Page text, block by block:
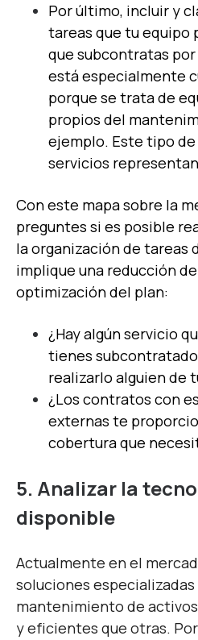
Por último, incluir y
tareas que tu equipo
que subcontratas
está especialmente
porque se trata de
propios del
ejemplo. Este tipo
servicios
Con este mapa sobre la
preguntes si es posible
la organización de tareas
implique una reducción
optimización del plan:
¿Hay algún servicio
tienes
realizarlo alguien de
¿Los contratos con
externas te
cobertura que
5. Analizar la
disponible
Actualmente en el
soluciones
mantenimiento de
y eficientes que otras.